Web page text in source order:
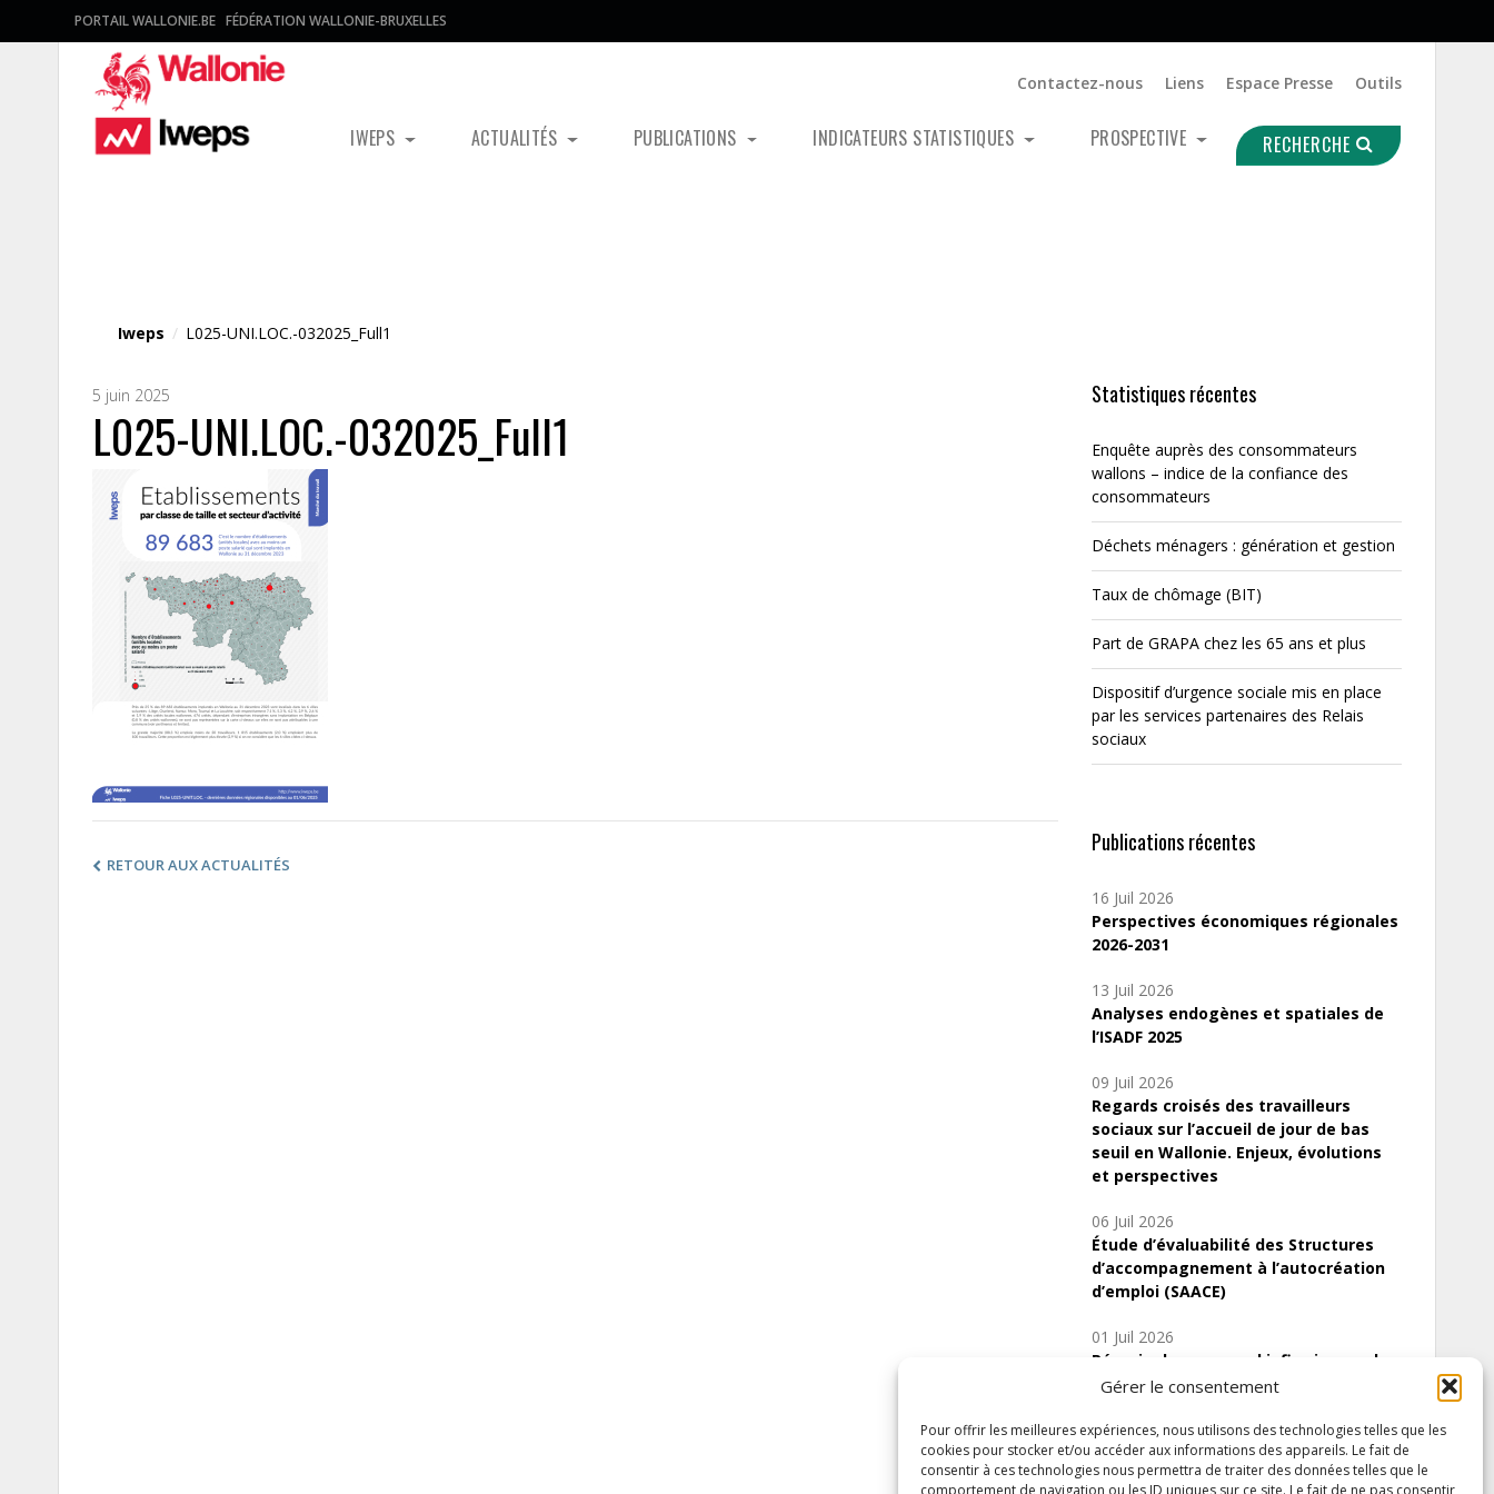
Gérer le consentement
Pour offrir les meilleures expériences, nous utilisons des technologies telles que les
cookies pour stocker et/ou accéder aux informations des appareils. Le fait de
consentir à ces technologies nous permettra de traiter des données telles que le
comportement de navigation ou les ID uniques sur ce site. Le fait de ne pas consentir
PORTAIL WALLONIE.BE FÉDÉRATION WALLONIE-BRUXELLES
Contactez-nous Liens Espace Presse Outils
IWEPS ACTUALITÉS PUBLICATIONS INDICATEURS STATISTIQUES PROSPECTIVE RECHERCHE
Iweps / L025-UNI.LOC.-032025_Full1
5 juin 2025
L025-UNI.LOC.-032025_Full1
RETOUR AUX ACTUALITÉS
Statistiques récentes
Enquête auprès des consommateurs
wallons – indice de la confiance des
consommateurs
Déchets ménagers : génération et gestion
Taux de chômage (BIT)
Part de GRAPA chez les 65 ans et plus
Dispositif d’urgence sociale mis en place
par les services partenaires des Relais
sociaux
Publications récentes
16 Juil 2026
Perspectives économiques régionales
2026-2031
13 Juil 2026
Analyses endogènes et spatiales de
l’ISADF 2025
09 Juil 2026
Regards croisés des travailleurs
sociaux sur l’accueil de jour de bas
seuil en Wallonie. Enjeux, évolutions
et perspectives
06 Juil 2026
Étude d’évaluabilité des Structures
d’accompagnement à l’autocréation
d’emploi (SAACE)
01 Juil 2026
Pénurie du personnel infirmier :quels
indicateurs d’offre de soins pour